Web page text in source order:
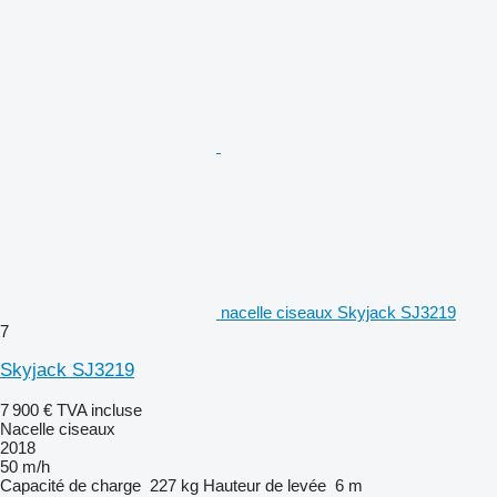
nacelle ciseaux Skyjack SJ3219
7
Skyjack SJ3219
7 900 € TVA incluse
Nacelle ciseaux
2018
50 m/h
Capacité de charge 227 kg Hauteur de levée 6 m